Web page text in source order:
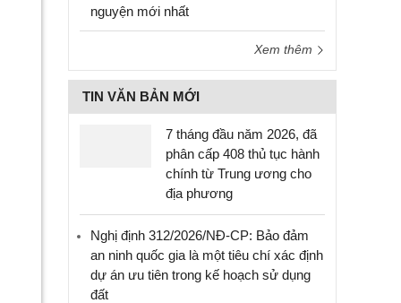
nguyện mới nhất
Xem thêm
TIN VĂN BẢN MỚI
7 tháng đầu năm 2026, đã
phân cấp 408 thủ tục hành
chính từ Trung ương cho
địa phương
Nghị định 312/2026/NĐ-CP: Bảo đảm
an ninh quốc gia là một tiêu chí xác định
dự án ưu tiên trong kế hoạch sử dụng
đất